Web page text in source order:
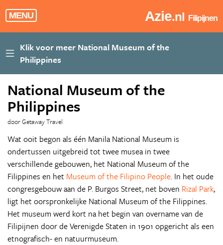
MENU Azie.nl Filipijnen
National Museum of the
Philippines
door Getaway Travel
Wat ooit begon als één Manila National Museum is
ondertussen uitgebreid tot twee musea in twee
verschillende gebouwen, het National Museum of the
Filippines en het Museum of the Filipino People. In het oude
congresgebouw aan de P. Burgos Street, net boven Rizal Park,
ligt het oorspronkelijke National Museum of the Filippines.
Het museum werd kort na het begin van overname van de
Filipijnen door de Verenigde Staten in 1901 opgericht als een
etnografisch- en natuurmuseum.